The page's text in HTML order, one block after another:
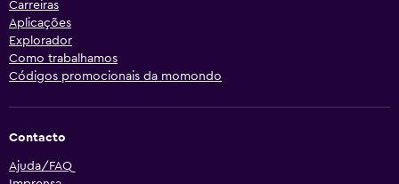
Carreiras
Aplicações
Explorador
Como trabalhamos
Códigos promocionais da momondo
Contacto
Ajuda/FAQ